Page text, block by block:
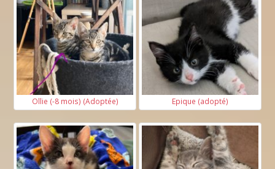
Ollie (-8 mois) (Adoptée) Epique (adopté)